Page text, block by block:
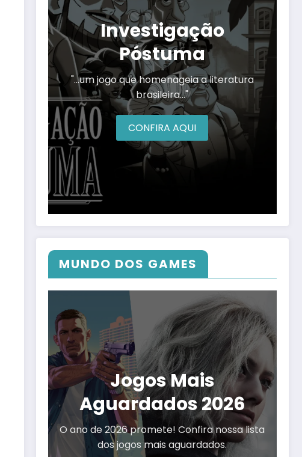
Investigação
Póstuma
"…um jogo que homenageia a literatura
brasileira…"
CONFIRA AQUI
MUNDO DOS GAMES
Jogos Mais
Aguardados 2026
O ano de 2026 promete! Confira nossa lista
dos jogos mais aguardados.